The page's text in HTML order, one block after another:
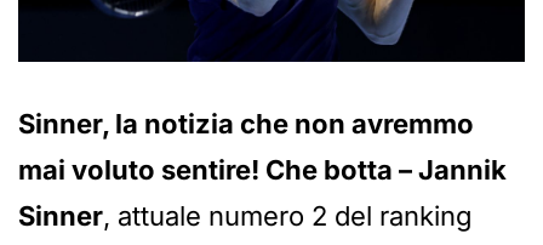
Sinner, la notizia che non avremmo
mai voluto sentire! Che botta – Jannik
Sinner, attuale numero 2 del ranking